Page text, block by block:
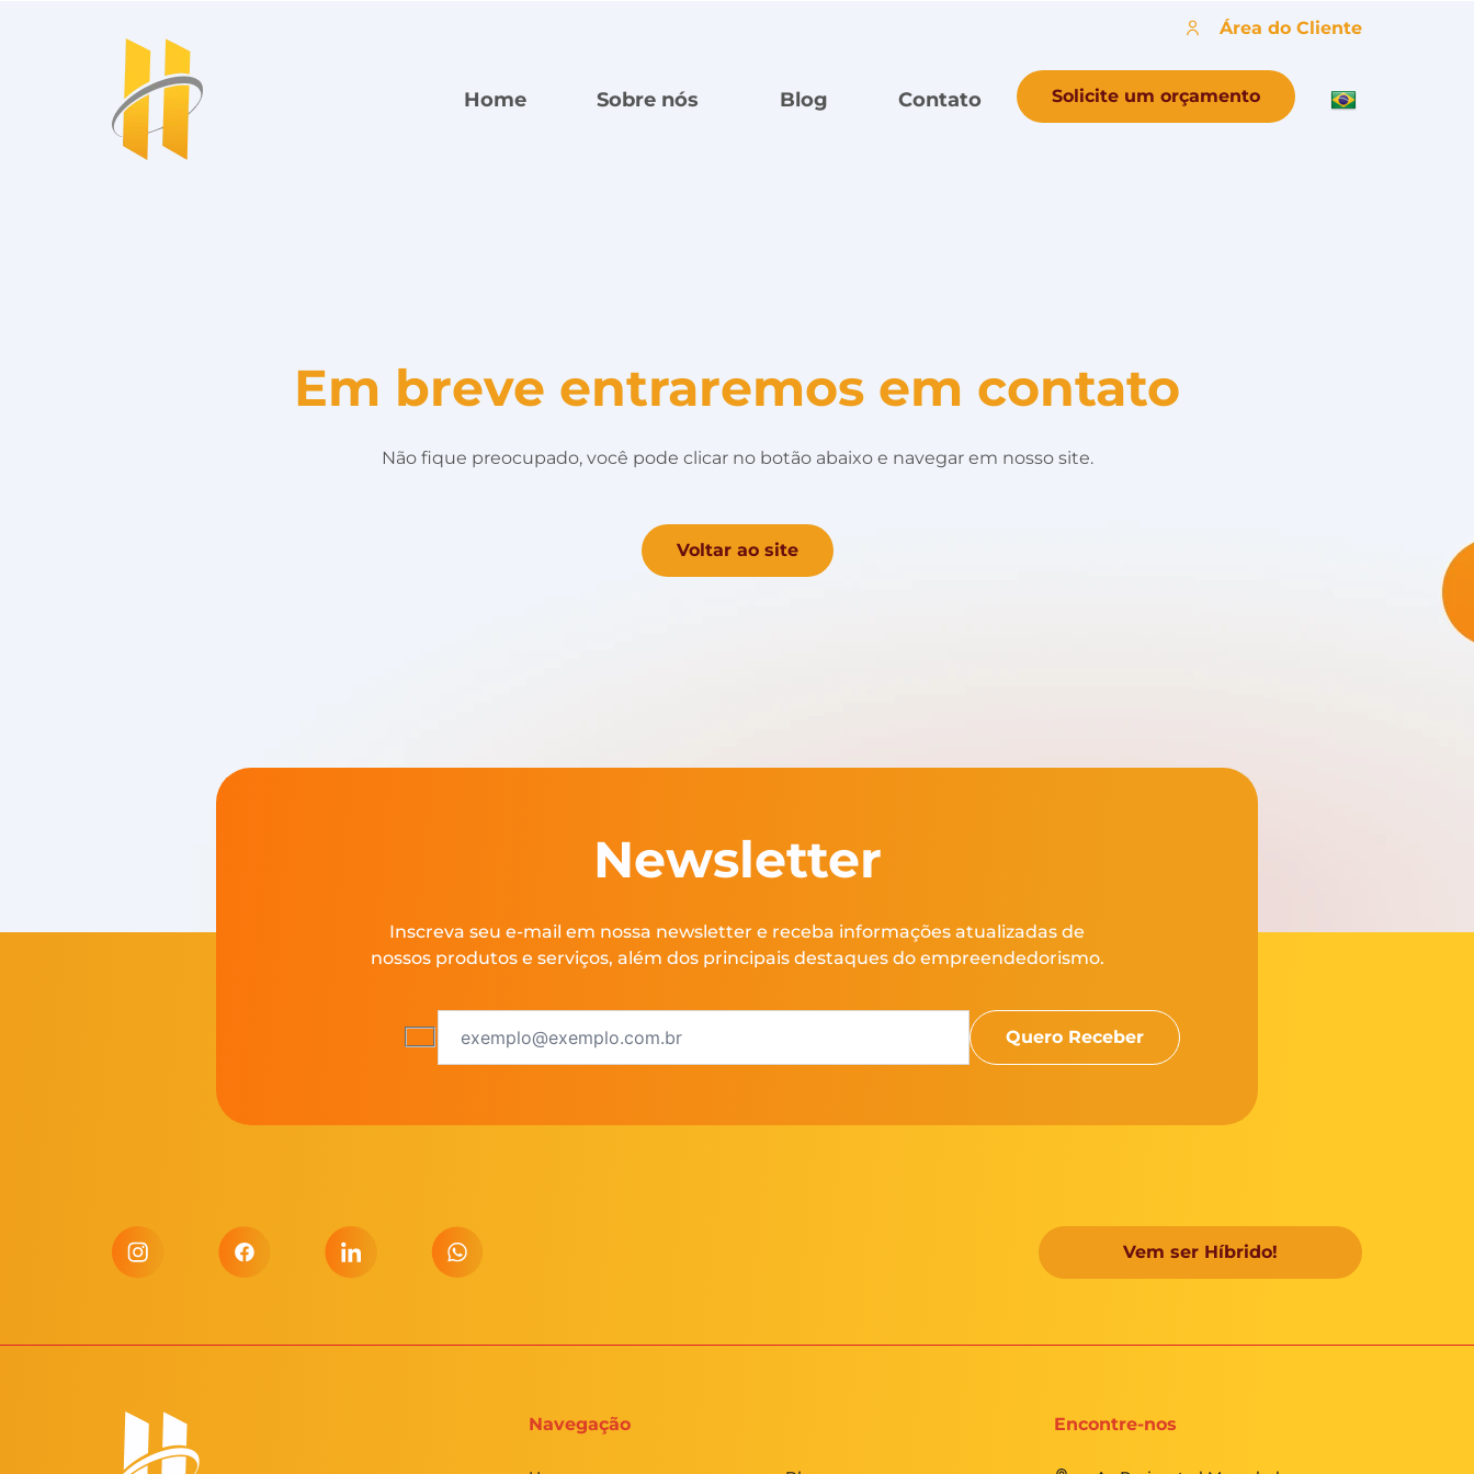
Área do Cliente
Home Sobre nós Blog Contato Solicite um orçamento
Em breve entraremos em contato
Não fique preocupado, você pode clicar no botão abaixo e navegar em nosso site.
Voltar ao site
Newsletter
Inscreva seu e-mail em nossa newsletter e receba informações atualizadas de
nossos produtos e serviços, além dos principais destaques do empreendedorismo.
Vem ser Híbrido!
Navegação Encontre-nos